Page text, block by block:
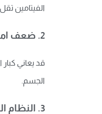
الفيتامين
2. ضعف
قد يعاني
الجسم.
3. النظام